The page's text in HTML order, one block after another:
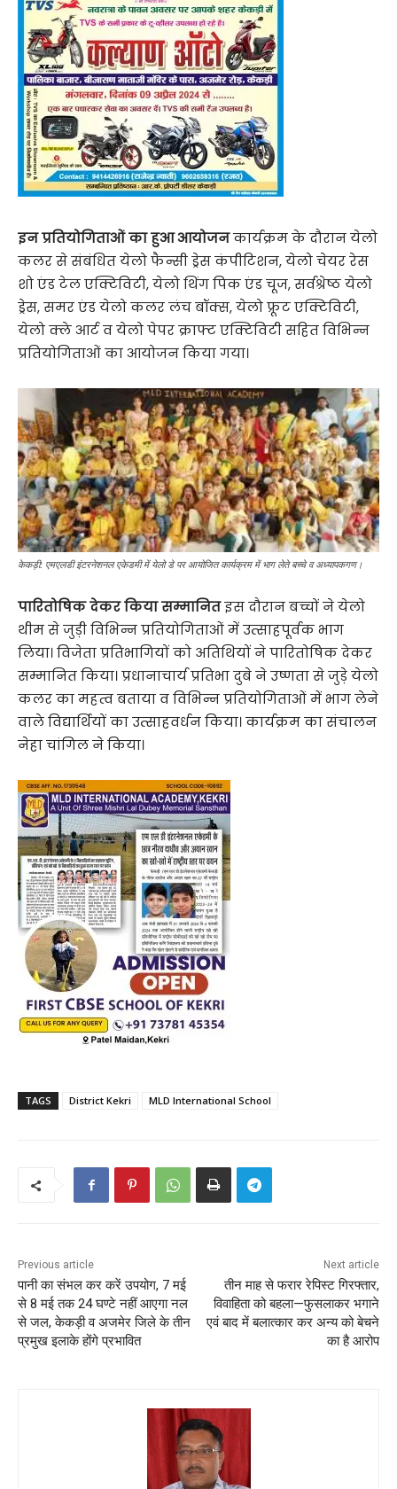
इन प्रतियोगिताओं का हुआ आयोजनकार्यक्रम के दौरान येलो
कलर से संबंधित येलो फैन्सी ड्रेस कं​पीटिशन, येलो चेयर रेस
शो एंड टेल एक्टिविटी, येलो थिंग पिक एंड चूज, सर्वश्रेष्ठ येलो
ड्रेस, समर एंड येलो कलर लंच बॉक्स, येलो फ्रूट एक्टिविटी,
येलो क्ले आर्ट व येलो पेपर क्राफ्ट एक्टिविटी सहित विभिन्न
प्रति​योगिताओं का आयोजन किया गया।
केकड़ी: एमएलडी इंटरनेशनल एकेडमी में येलो डे पर आयोजित कार्यक्रम में भाग लेते बच्चे व अध्यापकगण।
पारितोषिक देकर किया सम्मानितइस दौरान बच्चों ने येलो
थीम से जुड़ी विभिन्न ​प्रतियोगिताओं में उत्साहपूर्वक भाग
लिया। विजेता प्रतिभागियों को अति​थियों ने पारितोषिक देकर
सम्मानित किया। प्रधानाचार्य प्रतिभा दुबे ने उष्णता से जुड़े येलो
कलर का महत्व बताया व विभिन्न प्रतियोगिताओं में भाग लेने
वाले विद्यार्थियों का उत्साहवर्धन किया। कार्यक्रम का संचालन
नेहा चांगिल ने किया।
TAGS District Kekri MLD International School
Previous article
पानी का संभल कर करें उपयोग, 7 मई
से 8 मई तक 24 घण्टे नहीं आएगा नल
से जल, केकड़ी व अजमेर जिले के तीन
प्रमुख इलाके होंगे प्रभावित
Next article
तीन माह से फरार रेपिस्ट गिरफ्तार,
विवाहिता को बहला—फुसलाकर भगाने
एवं बाद में बलात्कार कर अन्य को बेचने
का है आरोप